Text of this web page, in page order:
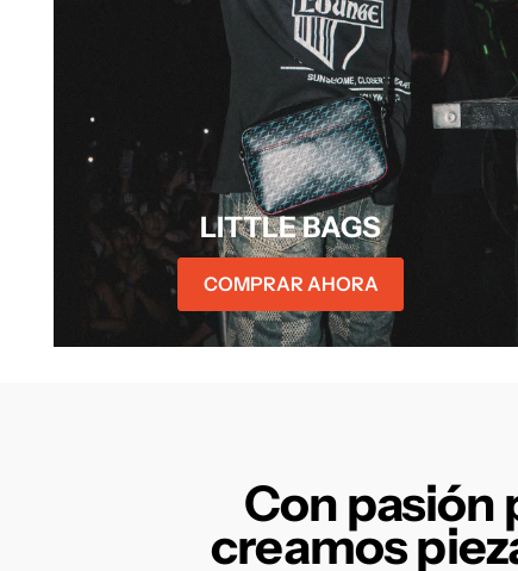
LITTLE BAGS
COMPRAR AHORA
Con pasión
creamos